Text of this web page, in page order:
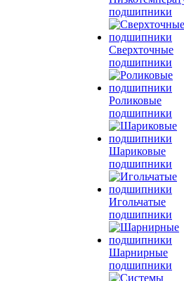
подшипники
Сверхточные
подшипники
Роликовые
подшипники
Шариковые
подшипники
Игольчатые
подшипники
Шарнирные
подшипники